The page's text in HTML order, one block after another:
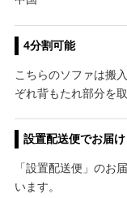
4分割可能
こちらのソファは搬
ぞれ背もたれ部分を
設置配送便でお届け
「設置配送便」のお
います。